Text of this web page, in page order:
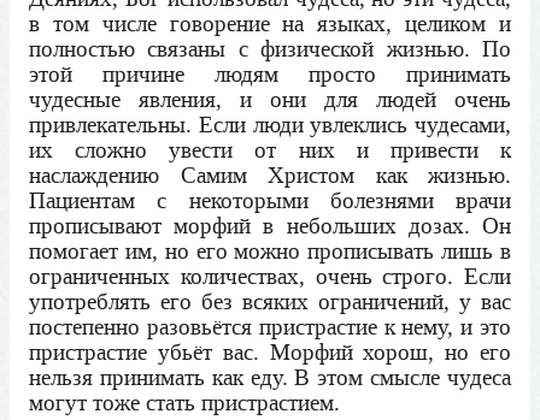
в том числе говорение на языках, целиком и
полностью связаны с физической жизнью. По
этой причине людям просто принимать
чудесные явления, и они для людей очень
привлекательны. Если люди увлеклись чудесами,
их сложно увести от них и привести к
наслаждению Самим Христом как жизнью.
Пациентам с некоторыми болезнями врачи
прописывают морфий в небольших дозах. Он
помогает им, но его можно прописывать лишь в
ограниченных количествах, очень строго. Если
употреблять его без всяких ограничений, у вас
постепенно разовьётся пристрастие к нему, и это
пристрастие убьёт вас. Морфий хорош, но его
нельзя принимать как еду. В этом смысле чудеса
могут тоже стать пристрастием.